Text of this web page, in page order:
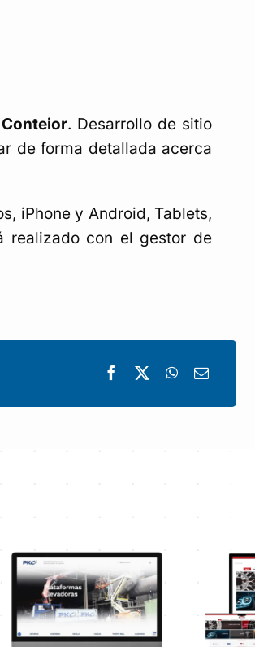
Conteior. Desarrollo de sitio
de forma detallada acerca
iPhone y Android, Tablets,
realizado con el gestor de